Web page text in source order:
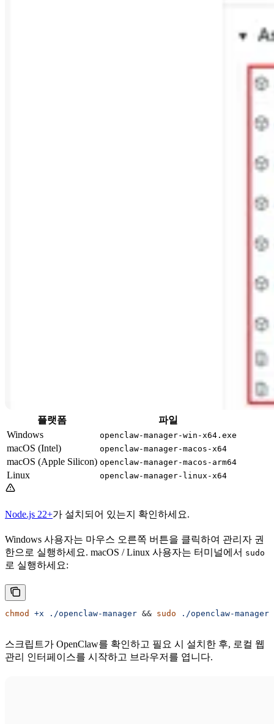
플랫폼
파일
Windows
openclaw-manager-win-x64.exe
macOS (Intel) openclaw-manager-macos-x64
macOS (Apple Silicon) openclaw-manager-macos-arm64
Linux openclaw-manager-linux-x64
Node.js 22+가 설치되어 있는지 확인하세요.
Windows 사용자는 마우스 오른쪽 버튼을 클릭하여 관리자 권
한으로 실행하세요. macOS / Linux 사용자는 터미널에서 sudo
로 실행하세요:
chmod +x ./openclaw-manager && sudo ./openclaw-manager
스크립트가 OpenClaw를 확인하고 필요 시 설치한 후, 로컬 웹
관리 인터페이스를 시작하고 브라우저를 엽니다.